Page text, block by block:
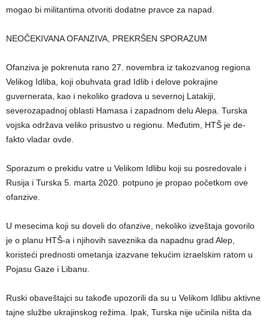
mogao bi militantima otvoriti dodatne pravce za napad.
NEOČEKIVANA OFANZIVA, PREKRŠEN SPORAZUM
Ofanziva je pokrenuta rano 27. novembra iz takozvanog regiona
Velikog Idliba, koji obuhvata grad Idlib i delove pokrajine
guvernerata, kao i nekoliko gradova u severnoj Latakiji,
severozapadnoj oblasti Hamasa i zapadnom delu Alepa. Turska
vojska održava veliko prisustvo u regionu. Međutim, HTŠ je de-
fakto vladar ovde.
Sporazum o prekidu vatre u Velikom Idlibu koji su posredovale i
Rusija i Turska 5. marta 2020. potpuno je propao početkom ove
ofanzive.
U mesecima koji su doveli do ofanzive, nekoliko izveštaja govorilo
je o planu HTŠ-a i njihovih saveznika da napadnu grad Alep,
koristeći prednosti ometanja izazvane tekućim izraelskim ratom u
Pojasu Gaze i Libanu.
Ruski obaveštajci su takođe upozorili da su u Velikom Idlibu aktivne
tajne službe ukrajinskog režima. Ipak, Turska nije učinila ništa da